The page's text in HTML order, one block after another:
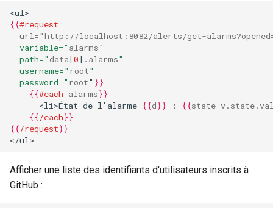
<ul>
{{#request
url="http://localhost:8082/alerts/get-
  variable="
alarms"
  path="
data[0] .alarms"
  username="
root"
  password="
root" }}
{{#each alarms}}
      <li>État de l'alarme
{{d}} : {{state
{{/each}}
{{/request}}
</ul>
Afficher une liste des identifiants d'utilisateurs inscrits à
GitHub :